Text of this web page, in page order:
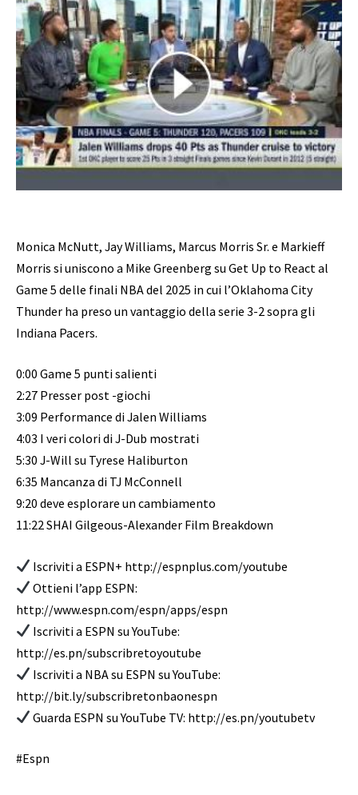
Monica McNutt, Jay Williams, Marcus Morris Sr. e Markieff
Morris si uniscono a Mike Greenberg su Get Up to React al
Game 5 delle finali NBA del 2025 in cui l’Oklahoma City
Thunder ha preso un vantaggio della serie 3-2 sopra gli
Indiana Pacers.
0:00 Game 5 punti salienti
2:27 Presser post -giochi
3:09 Performance di Jalen Williams
4:03 I veri colori di J-Dub mostrati
5:30 J-Will su Tyrese Haliburton
6:35 Mancanza di TJ McConnell
9:20 deve esplorare un cambiamento
11:22 SHAI Gilgeous-Alexander Film Breakdown
Iscriviti a ESPN+ http://espnplus.com/youtube
Ottieni l’app ESPN:
http://www.espn.com/espn/apps/espn
Iscriviti a ESPN su YouTube:
http://es.pn/subscribretoyoutube
Iscriviti a NBA su ESPN su YouTube:
http://bit.ly/subscribretonbaonespn
Guarda ESPN su YouTube TV: http://es.pn/youtubetv
#Espn